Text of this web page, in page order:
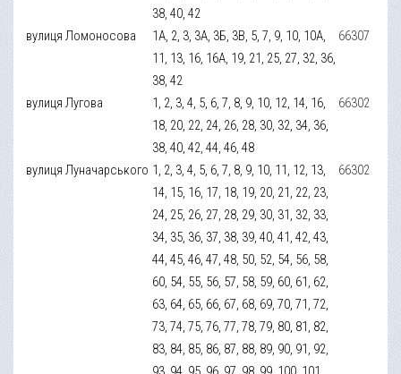
38, 40, 42
вулиця Ломоносова
1А, 2, 3, 3А, 3Б, 3В, 5, 7, 9, 10, 10А,
11, 13, 16, 16А, 19, 21, 25, 27, 32, 36,
38, 42
66307
вулиця Лугова
1, 2, 3, 4, 5, 6, 7, 8, 9, 10, 12, 14, 16,
18, 20, 22, 24, 26, 28, 30, 32, 34, 36,
38, 40, 42, 44, 46, 48
66302
вулиця Луначарського 1, 2, 3, 4, 5, 6, 7, 8, 9, 10, 11, 12, 13,
14, 15, 16, 17, 18, 19, 20, 21, 22, 23,
24, 25, 26, 27, 28, 29, 30, 31, 32, 33,
34, 35, 36, 37, 38, 39, 40, 41, 42, 43,
44, 45, 46, 47, 48, 50, 52, 54, 56, 58,
60, 54, 55, 56, 57, 58, 59, 60, 61, 62,
63, 64, 65, 66, 67, 68, 69, 70, 71, 72,
73, 74, 75, 76, 77, 78, 79, 80, 81, 82,
83, 84, 85, 86, 87, 88, 89, 90, 91, 92,
66302